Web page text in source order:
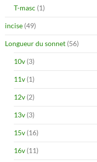
T-masc (1)
incise (49)
Longueur du sonnet (56)
10v (3)
11v (1)
12v (2)
13v (3)
15v (16)
16v (11)